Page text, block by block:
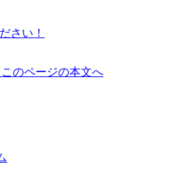
のページの本文へ